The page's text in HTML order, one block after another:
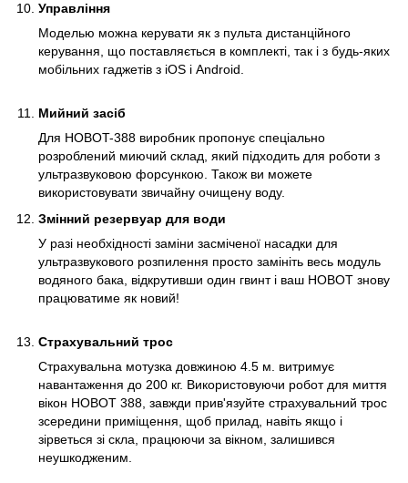
Управління
Моделью можна керувати як з пульта дистанційного
керування, що поставляється в комплекті, так і з будь-яких
мобільних гаджетів з iOS і Android.
Мийний засіб
Для HOBOT-388 виробник пропонує спеціально
розроблений миючий склад, який підходить для роботи з
ультразвуковою форсункою. Також ви можете
використовувати звичайну очищену воду.
Змінний резервуар для води
У разі необхідності заміни засміченої насадки для
ультразвукового розпилення просто замініть весь модуль
водяного бака, відкрутивши один гвинт і ваш HOBOT знову
працюватиме як новий!
Страхувальний трос
Страхувальна мотузка довжиною 4.5 м. витримує
навантаження до 200 кг. Використовуючи робот для миття
вікон HOBOT 388, завжди прив'язуйте страхувальний трос
зсередини приміщення, щоб прилад, навіть якщо і
зірветься зі скла, працюючи за вікном, залишився
неушкодженим.